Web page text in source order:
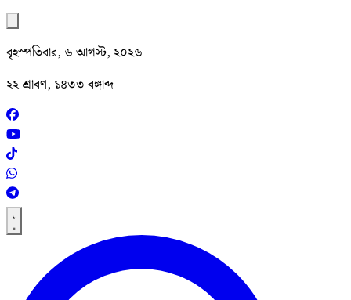
বৃহস্পতিবার, ৬ আগস্ট, ২০২৬
২২ শ্রাবণ, ১৪৩৩ বঙ্গাব্দ